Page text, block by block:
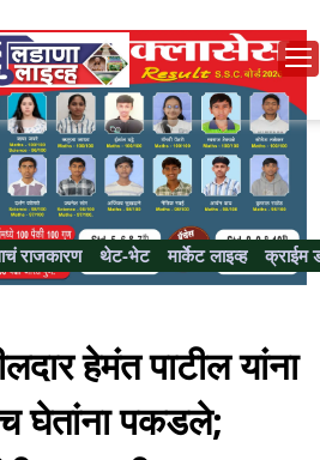
राजकारण थेट-भेट मार्केट लाइव्ह क्राईम
हेमंत पाटील यांना
घेतांना पकडले;